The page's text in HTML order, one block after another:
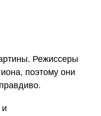
Режиссеры
поэтому они